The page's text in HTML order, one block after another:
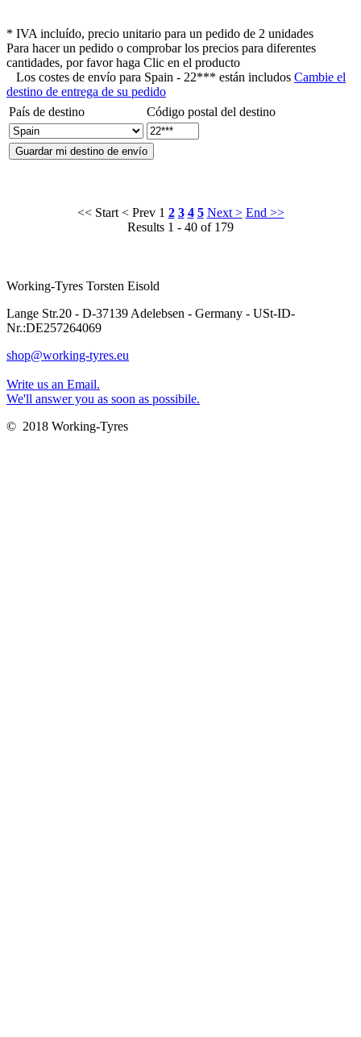
* IVA incluído, precio unitario para un pedido de 2 unidades
Para hacer un pedido o comprobar los precios para diferentes
cantidades, por favor haga Clic en el producto
Los costes de envío para Spain - 22*** están includos Cambie el
destino de entrega de su pedido
País de destino
Código postal del destino
<< Start < Prev 1 2 3 4 5 Next > End >>
Results 1 - 40 of 179
Working-Tyres Torsten Eisold
Lange Str.20 - D-37139 Adelebsen - Germany - USt-ID-
Nr.:DE257264069
shop@working-tyres.eu
Write us an Email.
We'll answer you as soon as possibile.
© 2018 Working-Tyres